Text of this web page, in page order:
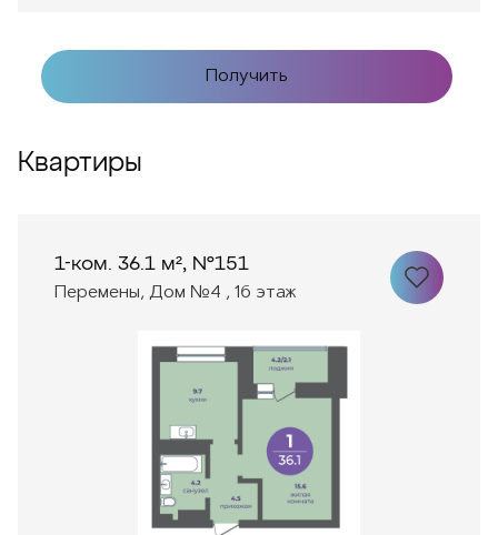
Получить
Квартиры
1-ком. 36.1 м², №151
Перемены, Дом №4 , 16 этаж